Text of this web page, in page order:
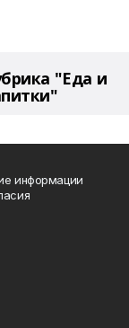
"Еда и
информации